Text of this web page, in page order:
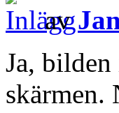
av
Ja,
skärmen.